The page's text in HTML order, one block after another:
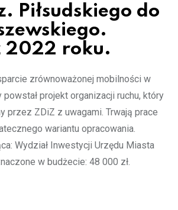
Piłsudskiego do
2022 roku.
zrównoważonej mobilności w
projekt organizacji ruchu, który
przez ZDiZ z uwagami. Trwają prace
wariantu opracowania.
Wydział Inwestycji Urzędu Miasta
w budżecie: 48 000 zł.